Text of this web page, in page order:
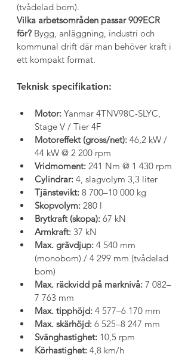
(tvådelad bom).
Vilka arbetsområden passar 909ECR
för? Bygg, anläggning, industri och
kommunal drift där man behöver kraft i
ett kompakt format.
Teknisk specifikation:
Motor: Yanmar 4TNV98C-SLYC,
Stage V / Tier 4F
Motoreffekt (gross/net): 46,2 kW /
44 kW @ 2 200 rpm
Vridmoment: 241 Nm @ 1 430 rpm
Cylindrar: 4, slagvolym 3,3 liter
Tjänstevikt: 8 700–10 000 kg
Skopvolym: 280 l
Brytkraft (skopa): 67 kN
Armkraft: 37 kN
Max. grävdjup: 4 540 mm
(monobom) / 4 299 mm (tvådelad
bom)
Max. räckvidd på marknivå: 7 082–
7 763 mm
Max. tipphöjd: 4 577–6 170 mm
Max. skärhöjd: 6 525–8 247 mm
Svänghastighet: 10,5 rpm
Körhastighet: 4,8 km/h